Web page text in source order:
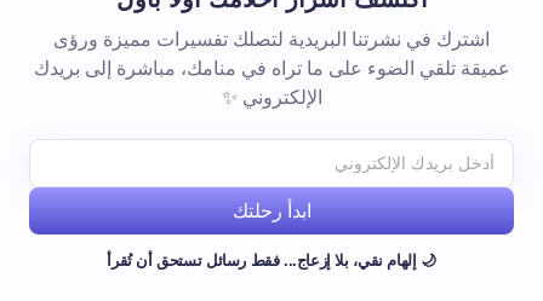
اشترك في نشرتنا البريدية لتصلك تفسيرات مميزة ورؤى
عميقة تلقي الضوء على ما تراه في منامك، مباشرة إلى بريدك
الإلكتروني ✨
ابدأ رحلتك
🌙 إلهام نقي، بلا إزعاج... فقط رسائل تستحق أن تُقرأ